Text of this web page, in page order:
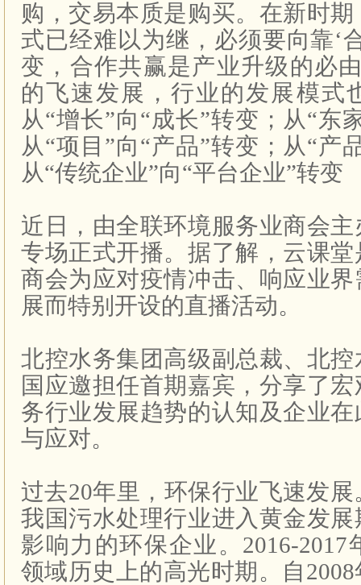
购，交易本质是购买。在新时
式已经难以为继，必须要向靠‘
变，合作共赢是产业升级的必
的飞速发展，行业的发展模式
从“增长”向“成长”转变；从“东
从“项目”向“产品”转变；从“产
从“传统企业”向“平台企业”转变
近日，由全联环境服务业商会
专场正式开播。据了解，云课
商会为应对疫情冲击、响应业
展而特别开设的直播活动。
北控水务集团高级副总裁、北
国应邀担任首期嘉宾，分享了
务行业发展趋势的认知及企业
与应对。
过去20年里，环保行业飞速发展
我国污水处理行业进入黄金发
影响力的环保企业。 2016-2017
领域历史上的高光时期。自 2008